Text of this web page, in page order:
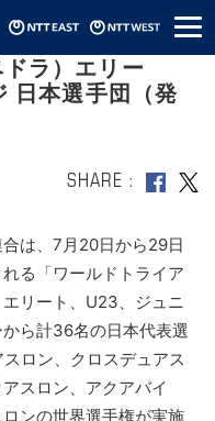
メ
ニ
マルチスポーツ
ラ）エリー
日本選手団（発
SHARE
は、7月20日から29日
る「ワールドトライア
リート、U23、ジュニ
ら計36名の日本代表選
ロン、クロスデュアス
スロン、アクアバイ
ンの世界選手権が実施